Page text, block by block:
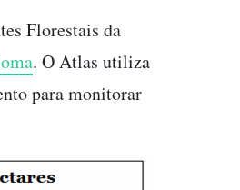
Florestais da
. O Atlas utiliza
para monitorar